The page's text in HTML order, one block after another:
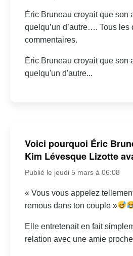
Éric Bruneau croyait que son
quelqu’un d’autre…. Tous les
commentaires.
Éric Bruneau croyait que son
quelqu'un d'autre...
Voici pourquoi Éric
Kim Lévesque Lizotte
Publié le jeudi 5 mars à 06:08
« Vous vous appelez
remous dans ton couple »
Elle entretenait en fait
relation avec une amie